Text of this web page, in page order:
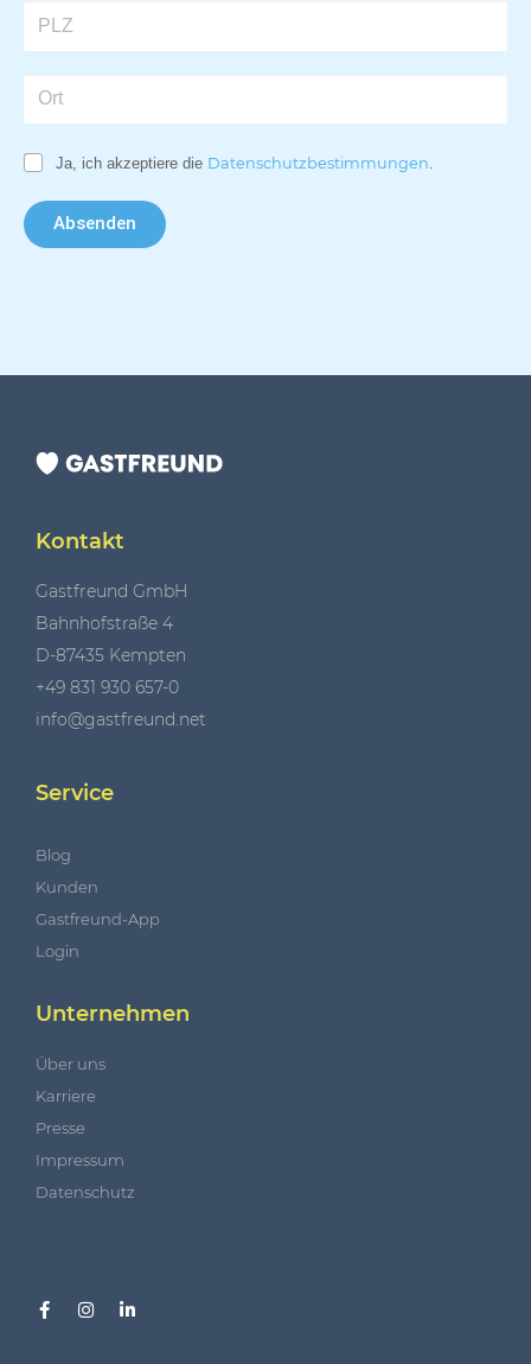
Ja, ich akzeptiere die Datenschutzbestimmungen.
Absenden
Kontakt
Gastfreund GmbH
Bahnhofstraße 4
D-87435 Kempten
+49 831 930 657-0
info@gastfreund.net
Service
Blog
Kunden
Gastfreund-App
Login
Unternehmen
Über uns
Karriere
Presse
Impressum
Datenschutz